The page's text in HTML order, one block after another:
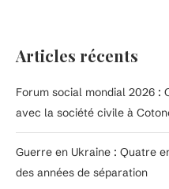
Articles récents
Forum social mondial 2026 :
avec la société civile à
Guerre en Ukraine : Quatre
des années de séparation